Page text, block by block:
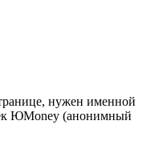
нужен именной
ЮMoney (анонимный